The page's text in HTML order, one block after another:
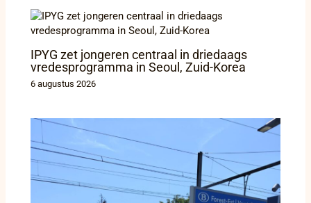
IPYG zet jongeren centraal in driedaags
vredesprogramma in Seoul, Zuid-Korea
6 augustus 2026